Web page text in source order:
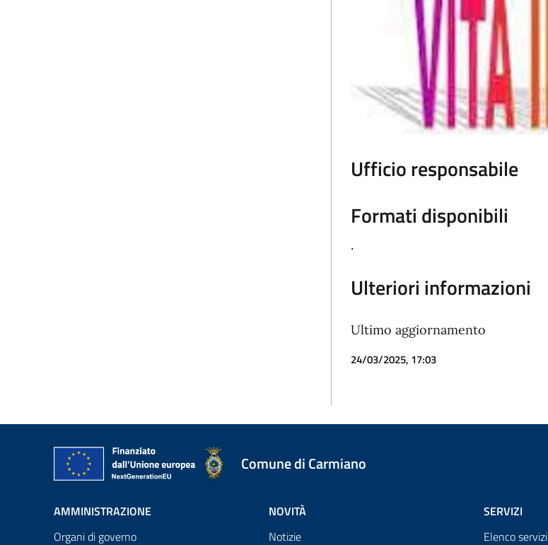
Ufficio responsabile
Formati disponibili
.
Ulteriori informazioni
Ultimo aggiornamento
24/03/2025, 17:03
Comune di Carmiano
AMMINISTRAZIONE
Organi di governo
NOVITÀ
Notizie
SERVIZI
Elenco servizi